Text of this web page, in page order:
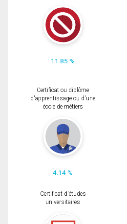
11.85 %
Certificat ou diplôme
d'apprentissage ou d'une
école de métiers
4.14 %
Certificat d'études
universitaires